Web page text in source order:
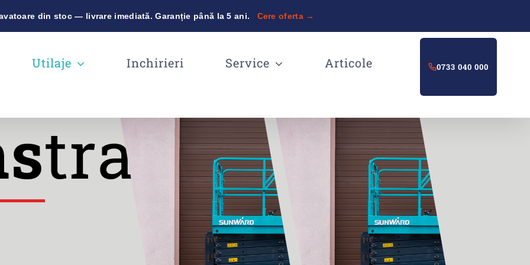
din stoc — livrare imediată. Garanție până la 5 ani. Cere oferta →
Utilaje Inchirieri Service Articole 0733 040 000
tratii